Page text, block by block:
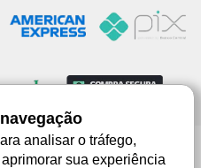
analisar o tráfego,
sua experiência